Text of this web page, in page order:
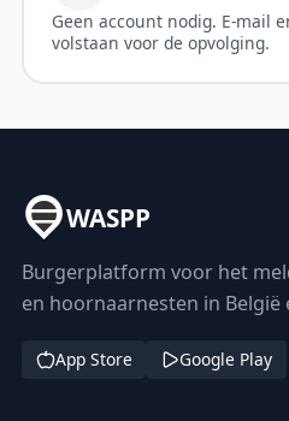
Geen account nodig. E-mail
volstaan voor de opvolging.
WASPP
Burgerplatform voor het
en hoornaarnesten in België
App Store Google Play